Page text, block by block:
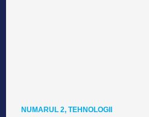
NUMARUL 2, TEHNOLOGII